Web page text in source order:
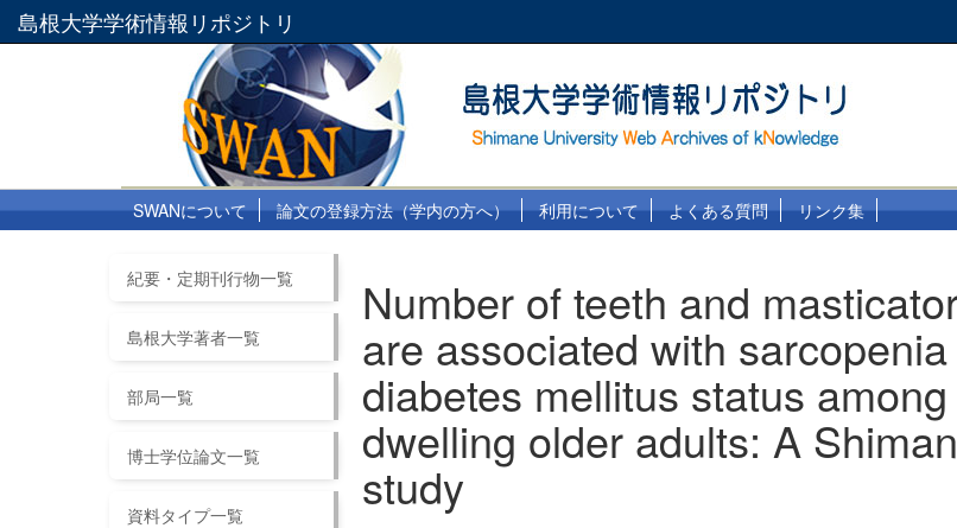
島根大学学術情報リポジトリ
SWANについて 論文の登録方法（学内の方へ） 利用について よくある質問 リンク集
紀要・定期刊行物一覧
島根大学著者一覧
部局一覧
博士学位論文一覧
資料タイプ一覧
Number of teeth and
are associated with
diabetes mellitus status
dwelling older adults: A
study